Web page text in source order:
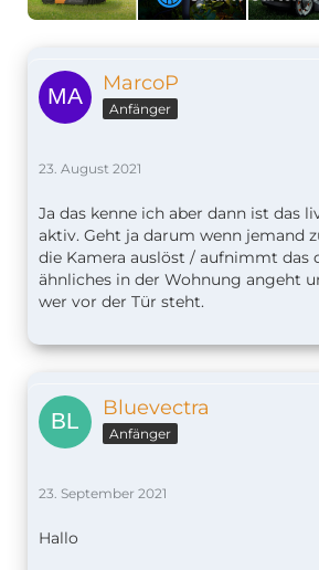
MarcoP
Anfänger
23. August 2021
Ja das kenne ich aber dann ist das
aktiv. Geht ja darum wenn jemand
die Kamera auslöst / aufnimmt das
ähnliches in der Wohnung angeht
wer vor der Tür steht.
Bluevectra
Anfänger
23. September 2021
Hallo